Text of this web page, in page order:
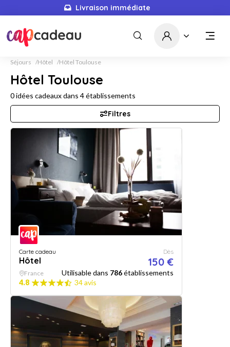
Livraison immédiate
Séjours Hôtel Hôtel Toulouse
Hôtel Toulouse
0idées cadeaux dans 4établissements
Filtres
Carte cadeau
Hôtel
Dès
150 €
France Utilisable dans 786établissements
4.8
34 avis